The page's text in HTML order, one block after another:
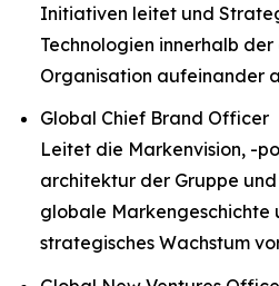
Initiativen leitet und
Technologien innerhalb
Organisation aufeinander
Global Chief Brand Officer
Leitet die Markenvision, -
architektur der Gruppe
globale Markengeschichte
strategisches Wachstum